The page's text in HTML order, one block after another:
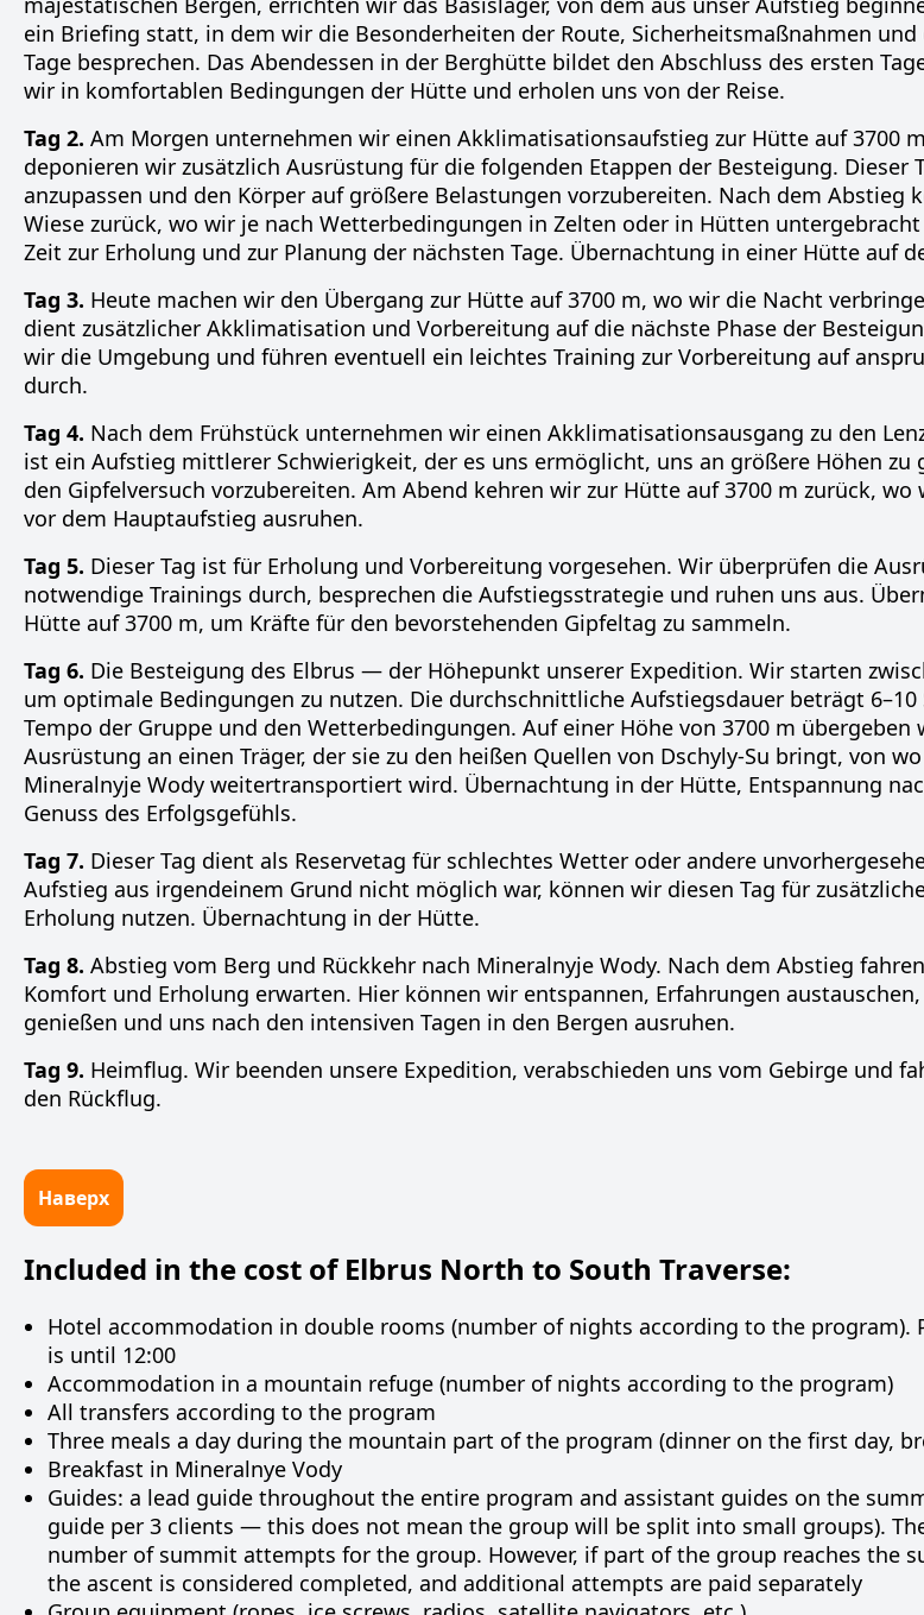
ein Briefing statt, in dem wir die Besonderheiten der Route, Sicherheitsmaßnahmen
Tage besprechen. Das Abendessen in der Berghütte bildet den Abschluss des ersten
wir in komfortablen Bedingungen der Hütte und erholen uns von der Reise.
Tag 2. Am Morgen unternehmen wir einen Akklimatisationsaufstieg zur Hütte auf 3700
deponieren wir zusätzlich Ausrüstung für die folgenden Etappen der Besteigung. Dieser
anzupassen und den Körper auf größere Belastungen vorzubereiten. Nach dem Abstieg
Wiese zurück, wo wir je nach Wetterbedingungen in Zelten oder in Hütten
Zeit zur Erholung und zur Planung der nächsten Tage. Übernachtung in einer Hütte auf
Tag 3. Heute machen wir den Übergang zur Hütte auf 3700 m, wo wir die Nacht
dient zusätzlicher Akklimatisation und Vorbereitung auf die nächste Phase der
wir die Umgebung und führen eventuell ein leichtes Training zur Vorbereitung auf
durch.
Tag 4. Nach dem Frühstück unternehmen wir einen Akklimatisationsausgang zu den
ist ein Aufstieg mittlerer Schwierigkeit, der es uns ermöglicht, uns an größere Höhen zu
den Gipfelversuch vorzubereiten. Am Abend kehren wir zur Hütte auf 3700 m zurück,
vor dem Hauptaufstieg ausruhen.
Tag 5. Dieser Tag ist für Erholung und Vorbereitung vorgesehen. Wir überprüfen die
notwendige Trainings durch, besprechen die Aufstiegsstrategie und ruhen uns aus.
Hütte auf 3700 m, um Kräfte für den bevorstehenden Gipfeltag zu sammeln.
Tag 6. Die Besteigung des Elbrus — der Höhepunkt unserer Expedition. Wir starten
um optimale Bedingungen zu nutzen. Die durchschnittliche Aufstiegsdauer beträgt
Tempo der Gruppe und den Wetterbedingungen. Auf einer Höhe von 3700 m übergeben
Ausrüstung an einen Träger, der sie zu den heißen Quellen von Dschyly-Su bringt, von
Mineralnyje Wody weitertransportiert wird. Übernachtung in der Hütte, Entspannung
Genuss des Erfolgsgefühls.
Tag 7. Dieser Tag dient als Reservetag für schlechtes Wetter oder andere
Aufstieg aus irgendeinem Grund nicht möglich war, können wir diesen Tag für
Erholung nutzen. Übernachtung in der Hütte.
Tag 8. Abstieg vom Berg und Rückkehr nach Mineralnyje Wody. Nach dem Abstieg
Komfort und Erholung erwarten. Hier können wir entspannen, Erfahrungen
genießen und uns nach den intensiven Tagen in den Bergen ausruhen.
Tag 9. Heimflug. Wir beenden unsere Expedition, verabschieden uns vom Gebirge und
den Rückflug.
Наверх
Included in the cost of Elbrus North to South Traverse:
Hotel accommodation in double rooms (number of nights according to the program).
is until 12:00
Accommodation in a mountain refuge (number of nights according to the program)
All transfers according to the program
Three meals a day during the mountain part of the program (dinner on the first day,
Breakfast in Mineralnye Vody
Guides: a lead guide throughout the entire program and assistant guides on the
guide per 3 clients — this does not mean the group will be split into small groups).
number of summit attempts for the group. However, if part of the group reaches the
the ascent is considered completed, and additional attempts are paid separately